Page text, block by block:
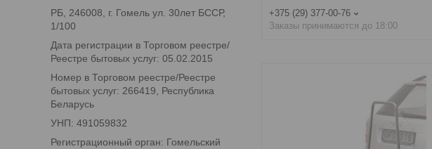
РБ, 246008, г. Гомель ул. 30лет БССР,
1/100
Дата регистрации в Торговом реестре/
Реестре бытовых услуг: 05.02.2015
Номер в Торговом реестре/Реестре
бытовых услуг: 266419, Республика
Беларусь
УНП: 491059832
Регистрационный орган: Гомельский
+375 (29) 377-00-76
Заказы принимаются до 18:00